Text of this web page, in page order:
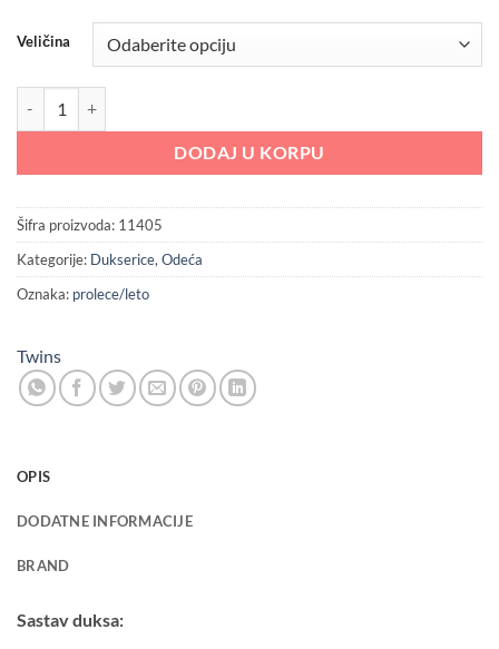
2,239.20
Veličina
DODAJ U KORPU
Šifra proizvoda: 11405
Kategorije: Dukserice, Odeća
Oznaka: prolece/leto
Twins
OPIS
DODATNE INFORMACIJE
BRAND
Sastav duksa: